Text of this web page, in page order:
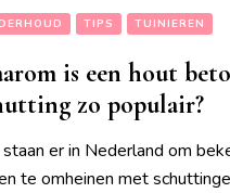
TIPS TUINIEREN
is een hout
zo populair?
er in Nederland om
te omheinen met